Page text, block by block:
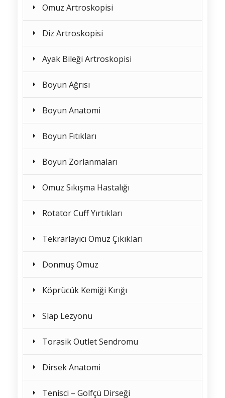
Omuz Artroskopisi
Diz Artroskopisi
Ayak Bileği Artroskopisi
Boyun Ağrısı
Boyun Anatomi
Boyun Fıtıkları
Boyun Zorlanmaları
Omuz Sıkışma Hastalığı
Rotator Cuff Yırtıkları
Tekrarlayıcı Omuz Çıkıkları
Donmuş Omuz
Köprücük Kemiği Kırığı
Slap Lezyonu
Torasik Outlet Sendromu
Dirsek Anatomi
Tenisci – Golfçü Dirseği